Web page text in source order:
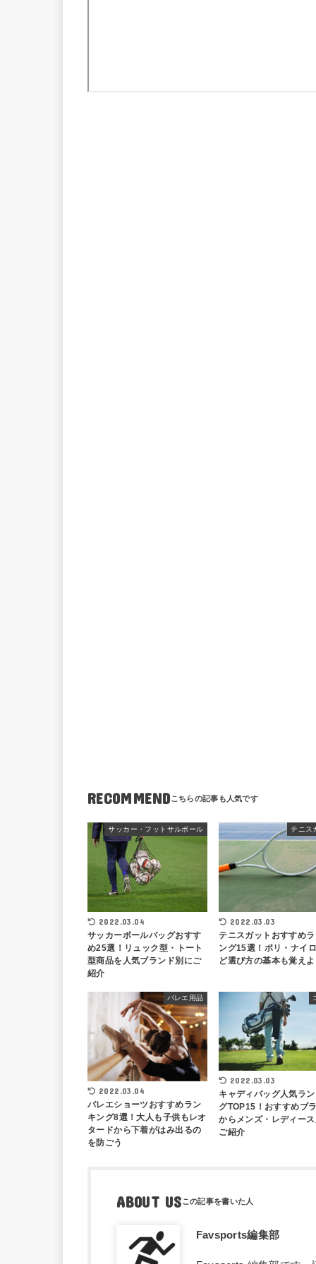
RECOMMEND
サッカー・フットサルボール
2022.03.04
サッカーボールバッグおすす
め25選！リュック型・トート
型商品を人気ブランド別にご
紹介
テニス
2022.03.03
テニスガットおすすめ
ング15選！ポリ・ナイ
ど選び方の基本も覚え
バレエ用品
2022.03.04
バレエショーツおすすめラン
キング8選！大人も子供もレオ
タードから下着がはみ出るの
を防ごう
2022.03.03
キャディバッグ人気ラ
グTOP15！おすすめブ
からメンズ・レディー
ご紹介
ABOUT US
Favsports編集部